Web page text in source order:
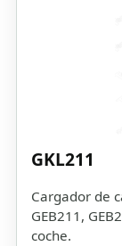
GKL211
Cargador de
GEB211,
coche.